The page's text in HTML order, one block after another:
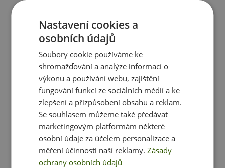
Recenze Produkt zatím nikdo nehodnotil
Máte s produktem zkušenost? Napište recenzi a
pomozte tak ostatním zákazníkům s rozhodováním.
Děkujeme :-)
Přidat vlastní hodnocení
Nastavení cookies a
osobních údajů
Soubory cookie používáme ke
shromažďování a analýze informací o
výkonu a používání webu, zajištění
fungování funkcí ze sociálních médií a ke
zlepšení a přizpůsobení obsahu a reklam.
Se souhlasem můžeme také předávat
marketingovým platformám některé
osobní údaje za účelem personalizace a
měření účinnosti naší reklamy.Zásady
ochrany osobních údajů